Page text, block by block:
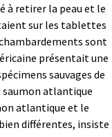
à retirer la peau et le
sur les tablettes
sont
présentait une
sauvages de
saumon atlantique
atlantique et le
différentes, insiste